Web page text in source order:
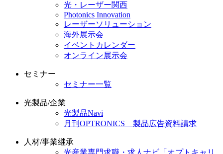
光・レーザー関西
Photonics Innovation
レーザーソリューション
海外展示会
イベントカレンダー
オンライン展示会
セミナー
セミナー一覧
光製品/企業
光製品Navi
月刊OPTRONICS 製品広告資料請求
人材/事業継承